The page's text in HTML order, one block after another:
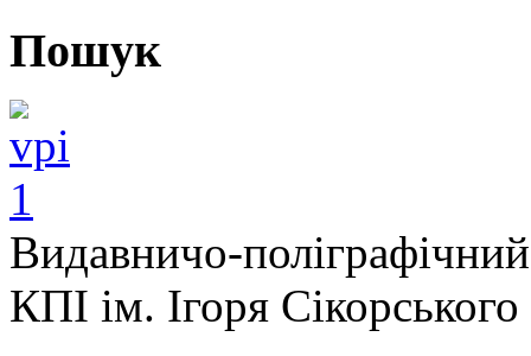
Пошук
Видавничо-
КПІ ім. Ігоря Сікорського